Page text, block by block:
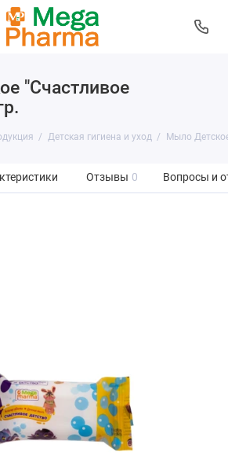
"Счастливое
Детская гигиена и уход Мыло
Отзывы 0 Вопросы и